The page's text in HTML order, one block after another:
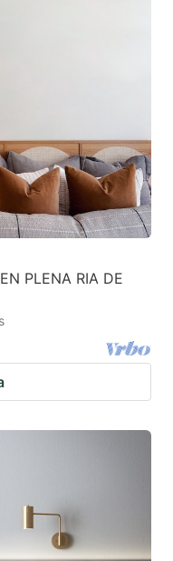
PLENA RIA DE